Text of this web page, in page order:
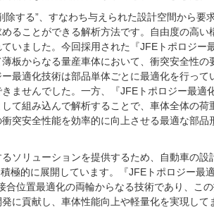
する”、すなわち与えられた設計空間から要
ることができる解析方法です。自由度の高い
いました。今回採用された『JFEトポロジー
板からなる量産車体において、衝突安全性の
最適化技術は部品単体ごとに最適化を行って
ませんでした。一方、『JFEトポロジー最適
て組み込んで解析することで、車体全体の荷
突安全性能を効率的に向上させる最適な部品
ソリューションを提供するため、自動車の設
極的に展開しています。『JFEトポロジー最
位置最適化の両輪からなる技術であり、こ
に貢献し、車体性能向上や軽量化を実現して